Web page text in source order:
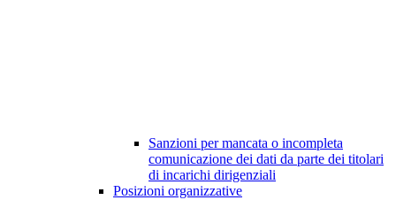
Sanzioni per mancata o incompleta
comunicazione dei dati da parte dei titolari
di incarichi dirigenziali
Posizioni organizzative